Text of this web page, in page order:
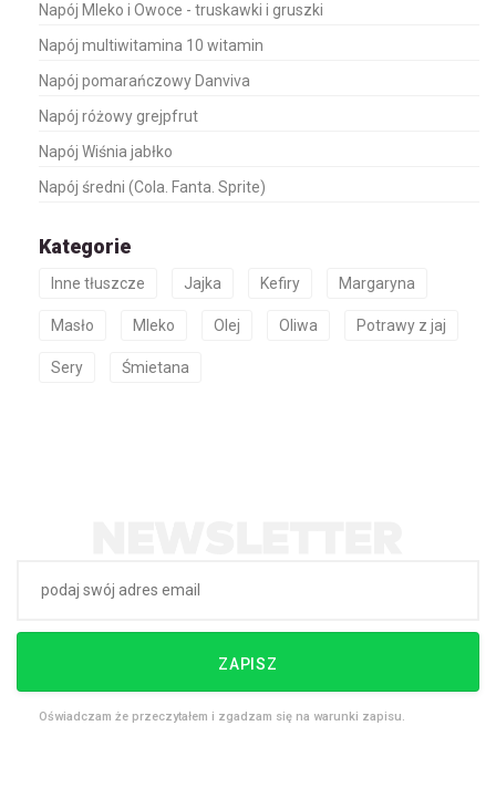
Napój Mleko i Owoce - truskawki i gruszki
Napój multiwitamina 10 witamin
Napój pomarańczowy Danviva
Napój różowy grejpfrut
Napój Wiśnia jabłko
Napój średni (Cola. Fanta. Sprite)
Kategorie
Inne tłuszcze Jajka Kefiry Margaryna
Masło Mleko Olej Oliwa Potrawy z jaj
Sery Śmietana
ZAPISZ
Oświadczam że przeczytałem i zgadzam się na warunki zapisu.